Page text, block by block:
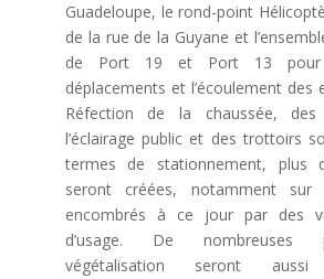
Guadeloupe, le rond-point
de la rue de la Guyane et
de Port 19 et Port 13 pour
déplacements et l’écoulement des
Réfection de la chaussée,
l’éclairage public et des trottoirs
termes de stationnement, plus
seront créées, notamment sur
encombrés à ce jour par des
d’usage. De nombreuses
végétalisation seront aussi